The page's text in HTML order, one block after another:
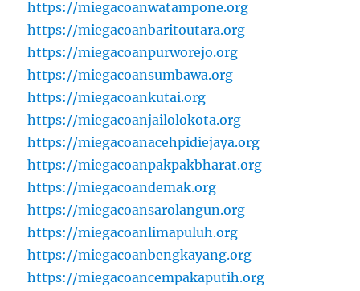
https://miegacoanwatampone.org
https://miegacoanbaritoutara.org
https://miegacoanpurworejo.org
https://miegacoansumbawa.org
https://miegacoankutai.org
https://miegacoanjailolokota.org
https://miegacoanacehpidiejaya.org
https://miegacoanpakpakbharat.org
https://miegacoandemak.org
https://miegacoansarolangun.org
https://miegacoanlimapuluh.org
https://miegacoanbengkayang.org
https://miegacoancempakaputih.org